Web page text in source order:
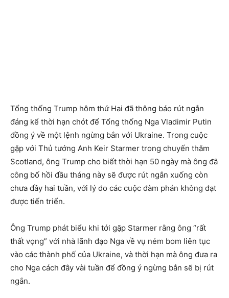
Tổng thống Trump hôm thứ Hai đã thông báo rút ngắn
đáng kể thời hạn chót để Tổng thống Nga Vladimir Putin
đồng ý về một lệnh ngừng bắn với Ukraine. Trong cuộc
gặp với Thủ tướng Anh Keir Starmer trong chuyến thăm
Scotland, ông Trump cho biết thời hạn 50 ngày mà ông đã
công bố hồi đầu tháng này sẽ được rút ngắn xuống còn
chưa đầy hai tuần, với lý do các cuộc đàm phán không đạt
được tiến triển.
Ông Trump phát biểu khi tới gặp Starmer rằng ông “rất
thất vọng” với nhà lãnh đạo Nga về vụ ném bom liên tục
vào các thành phố của Ukraine, và thời hạn mà ông đưa ra
cho Nga cách đây vài tuần để đồng ý ngừng bắn sẽ bị rút
ngắn.